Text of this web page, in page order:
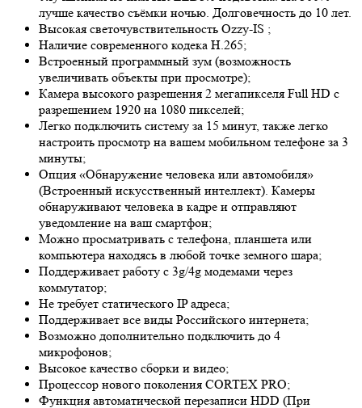
лучше качество съёмки ночью. Долговечность до 10 лет.
Высокая светочувствительность Ozzy-IS ;
Наличие современного кодека H.265;
Встроенный программный зум (возможность
увеличивать объекты при просмотре);
Камера высокого разрешения 2 мегапикселя Full HD с
разрешением 1920 на 1080 пикселей;
Легко подключить систему за 15 минут, также легко
настроить просмотр на вашем мобильном телефоне за 3
минуты;
Опция «Обнаружение человека или автомобиля»
(Встроенный искусственный интеллект). Камеры
обнаруживают человека в кадре и отправляют
уведомление на ваш смартфон;
Можно просматривать с телефона, планшета или
компьютера находясь в любой точке земного шара;
Поддерживает работу с 3g/4g модемами через
коммутатор;
Не требует статического IP адреса;
Поддерживает все виды Российского интернета;
Возможно дополнительно подключить до 4
микрофонов;
Высокое качество сборки и видео;
Процессор нового поколения CORTEX PRO;
Функция автоматической перезаписи HDD (При